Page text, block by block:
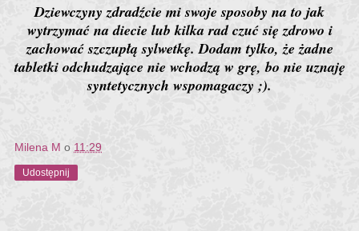
Dziewczyny zdradźcie mi swoje sposoby na to jak
wytrzymać na diecie lub kilka rad czuć się zdrowo i
zachować szczupłą sylwetkę. Dodam tylko, że żadne
tabletki odchudzające nie wchodzą w grę, bo nie uznaję
syntetycznych wspomagaczy ;).
Milena M o 11:29
Udostępnij